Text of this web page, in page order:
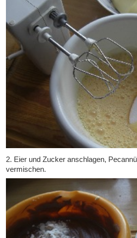
2. Eier und Zucker anschlagen,
vermischen.